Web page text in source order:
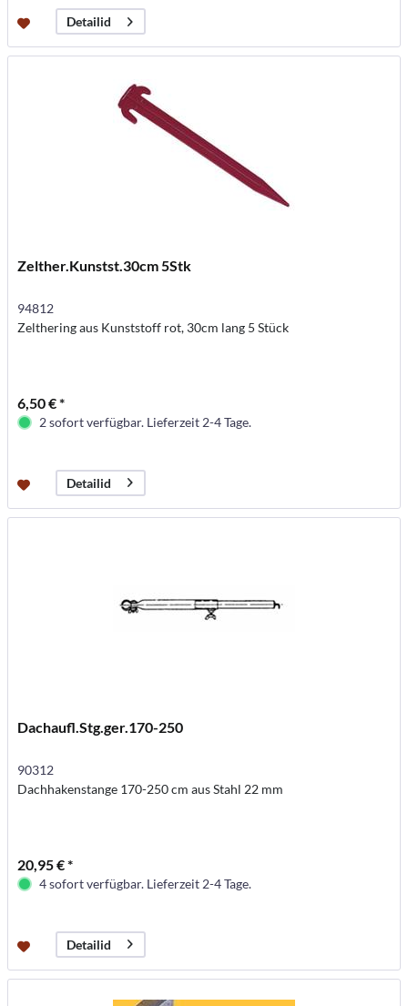
Detailid
Zelther.Kunstst.30cm 5Stk
94812
Zelthering aus Kunststoff rot, 30cm lang 5 Stück
6,50 € *
2 sofort verfügbar. Lieferzeit 2-4 Tage.
Detailid
Dachaufl.Stg.ger.170-250
90312
Dachhakenstange 170-250 cm aus Stahl 22 mm
20,95 € *
4 sofort verfügbar. Lieferzeit 2-4 Tage.
Detailid